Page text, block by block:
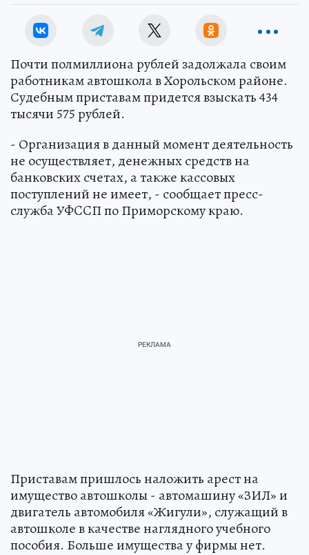
Почти полмиллиона рублей задолжала своим
работникам автошкола в Хорольском районе.
Судебным приставам придется взыскать 434
тысячи 575 рублей.
- Организация в данный момент деятельность
не осуществляет, денежных средств на
банковских счетах, а также кассовых
поступлений не имеет, - сообщает пресс-
служба УФCCП по Приморскому краю.
Приставам пришлось наложить арест на
имущество автошколы - автомашину «ЗИЛ» и
двигатель автомобиля «Жигули», служащий в
автошколе в качестве наглядного учебного
пособия. Больше имущества у фирмы нет.